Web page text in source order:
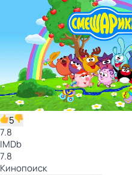
5
7.8
IMDb
7.8
Кинопоиск